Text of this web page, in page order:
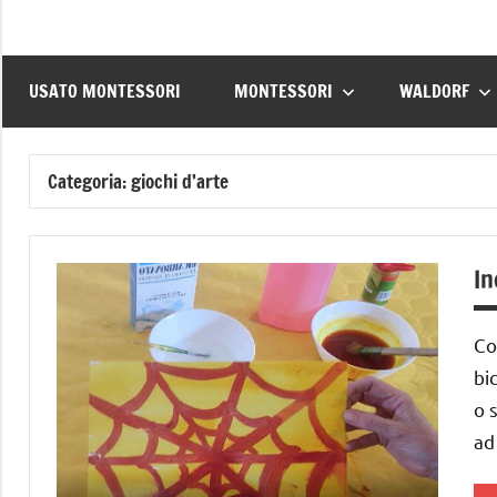
USATO MONTESSORI MONTESSORI WALDORF
Categoria:giochi d’arte
o